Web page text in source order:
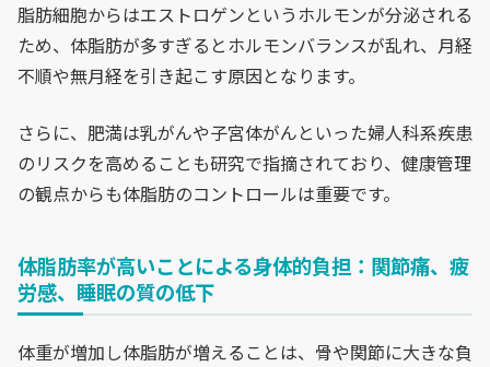
脂肪細胞からはエストロゲンというホルモンが分泌される
ため、体脂肪が多すぎるとホルモンバランスが乱れ、月経
不順や無月経を引き起こす原因となります。
さらに、肥満は乳がんや子宮体がんといった婦人科系疾患
のリスクを高めることも研究で指摘されており、健康管理
の観点からも体脂肪のコントロールは重要です。
体脂肪率が高いことによる身体的負担：関節痛、疲
労感、睡眠の質の低下
体重が増加し体脂肪が増えることは、骨や関節に大きな負